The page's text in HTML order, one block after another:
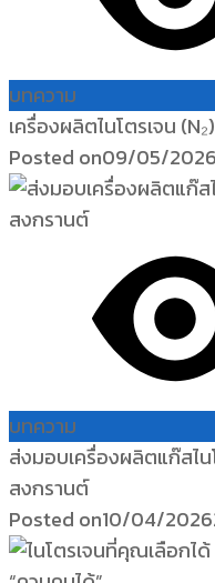
บทความ
เครื่องผลิตไนโตรเจน
Posted on09/05/2026
บทความ
ส่งมอบเครื่องผลิตแก๊สไ
สงกรานต์
Posted on10/04/2026